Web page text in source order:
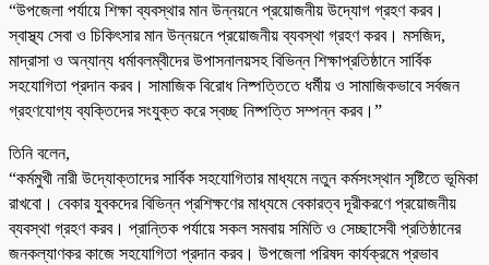
“উপজেলা পর্যায়ে শিক্ষা ব্যবস্থার মান উন্নয়নে প্রয়োজনীয় উদ্যোগ গ্রহণ করব।
স্বাস্থ্য সেবা ও চিকিৎসার মান উন্নয়নে প্রয়োজনীয় ব্যবস্থা গ্রহণ করব। মসজিদ,
মাদ্রাসা ও অন্যান্য ধর্মাবলম্বীদের উপাসনালয়সহ বিভিন্ন শিক্ষাপ্রতিষ্ঠানে সার্বিক
সহযোগিতা প্রদান করব। সামাজিক বিরোধ নিষ্পত্তিতে ধর্মীয় ও সামাজিকভাবে সর্বজন
গ্রহণযোগ্য ব্যক্তিদের সংযুক্ত করে স্বচ্ছ নিষ্পত্তি সম্পন্ন করব।”
তিনি বলেন,
“কর্মমুখী নারী উদ্যোক্তাদের সার্বিক সহযোগিতার মাধ্যমে নতুন কর্মসংস্থান সৃষ্টিতে ভূমিকা
রাখবো। বেকার যুবকদের বিভিন্ন প্রশিক্ষণের মাধ্যমে বেকারত্ব দূরীকরণে প্রয়োজনীয়
ব্যবস্থা গ্রহণ করব। প্রান্তিক পর্যায়ে সকল সমবায় সমিতি ও সেচ্ছাসেবী প্রতিষ্ঠানের
জনকল্যাণকর কাজে সহযোগিতা প্রদান করব। উপজেলা পরিষদ কার্যক্রমে প্রভাব